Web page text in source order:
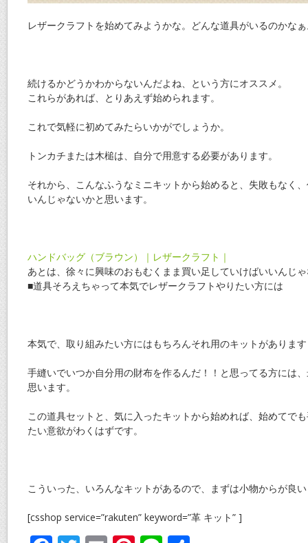
レザークラフトを始めてみようかな。どんな道具がいるのかな
続けるかどうかわからないんだよね、という方にオススメ。
これらがあれば、とりあえず始められます。
これで気軽に初めてみたらいかがでしょうか。
トンカチまたは木槌は、自分で用意する必要があります。
それから、こんなふうなミニキットから始めると、失敗もなく
いんじゃないかと思います。
ハンドバッグ（ブラウン）｜レザークラフト｜
あとは、徐々に興味のおもむくまま買い足していけばいいんじ
■道具そろえちゃって本気でレザークラフトやりたい方には
本気で、取り組みたい方にはもちろんそれ用のキットがあります
手縫いでいつか自分用の財布を作るんだ！！と思ってる方には
思います。
この道具セットと、気に入ったキットから始めれば、始めてで
たい意欲がわくはずです。
こういった、いろんなキットがあるので、まずは小物からが良
[csshop service=”rakuten” keyword=”革 キット” ]